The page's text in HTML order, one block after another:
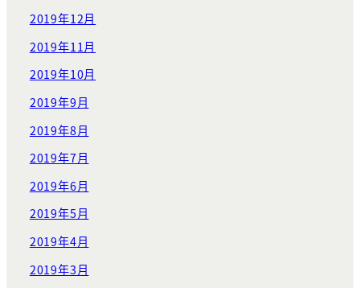
2019年12月
2019年11月
2019年10月
2019年9月
2019年8月
2019年7月
2019年6月
2019年5月
2019年4月
2019年3月